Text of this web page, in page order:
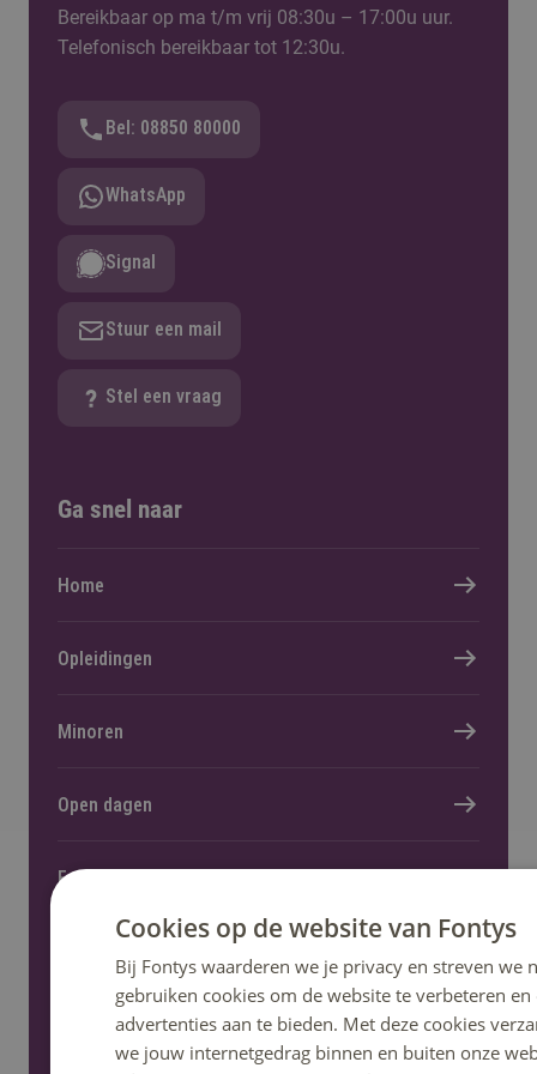
verschillende activiteiten en (leer)doelen
herken.
Bereikbaar op ma t/m vrij 08:30u – 17:00u uur.
Telefonisch bereikbaar tot 12:30u.
Bel: 08850 80000
WhatsApp
Signal
Stuur een mail
Stel een vraag
Ga snel naar
Home
Opleidingen
Minoren
Open dagen
Fontys helpt
Informatie voor nieuwe studenten
Cookies op de website van Fontys
Bij Fontys waarderen we je privacy en streven we
gebruiken cookies om de website te verbeteren
advertenties aan te bieden. Met deze cookies
we jouw internetgedrag binnen en buiten onze